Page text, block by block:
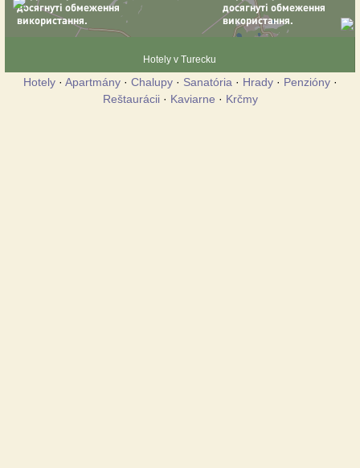
Hotely v Turecku
Hotely· Apartmány· Chalupy· Sanatória · Hrady· Penzióny·
Reštaurácii· Kaviarne · Krčmy